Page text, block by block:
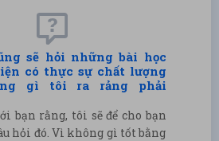
bạn rằng, tôi sẽ để cho bạn
hỏi đó. Vì không gì tốt bằng
sẽ hỏi những bài học
có thực sự chất lượng
gì tôi ra rảng phải